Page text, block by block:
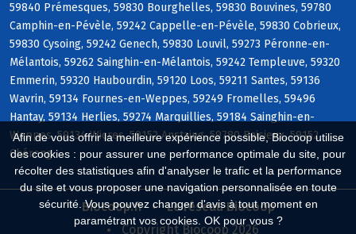
Afin de vous offrir la meilleure expérience possible, Biocoop utilise
des cookies : pour assurer une performance optimale du site, pour
récolter des statistiques afin d'analyser le trafic et la performance
du site et vous proposer une navigation personnalisée en toute
sécurité. Vous pouvez changer d'avis à tout moment en
paramétrant vos cookies. OK pour vous ?
59840 Prémesques, 59830 Bourghelles, 59830 Bouvines, 59780
Camphin-en-Pévèle, 59242 Cappelle-en-Pévèle, 59830 Cobrieux,
59830 Cysoing, 59242 Genech, 59830 Louvil, 59273 Péronne-en-
Mélantois, 59262 Sainghin-en-Mélantois, 59242 Templeuve, 59320
Emmerin, 59320 Haubourdin, 59120 Loos, 59211 Santes, 59136
Wavrin, 59134 Fournes-en-Weppes, 59249 Fromelles, 59496
Hantay, 59134 Herlies, 59274 Marquillies, 59184 Sainghin-en-
Weppes, 59134 Wicres, 59152 Anstaing, 59780 Baisieux, 59152
Chéreng
Biocoop.fr
Le réseau Biocoop
Copyright Biocoop 2026